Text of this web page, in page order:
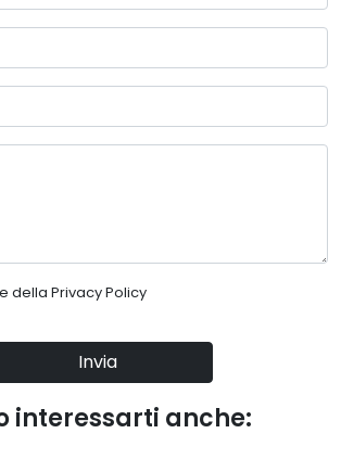
della Privacy Policy
Invia
interessarti anche: